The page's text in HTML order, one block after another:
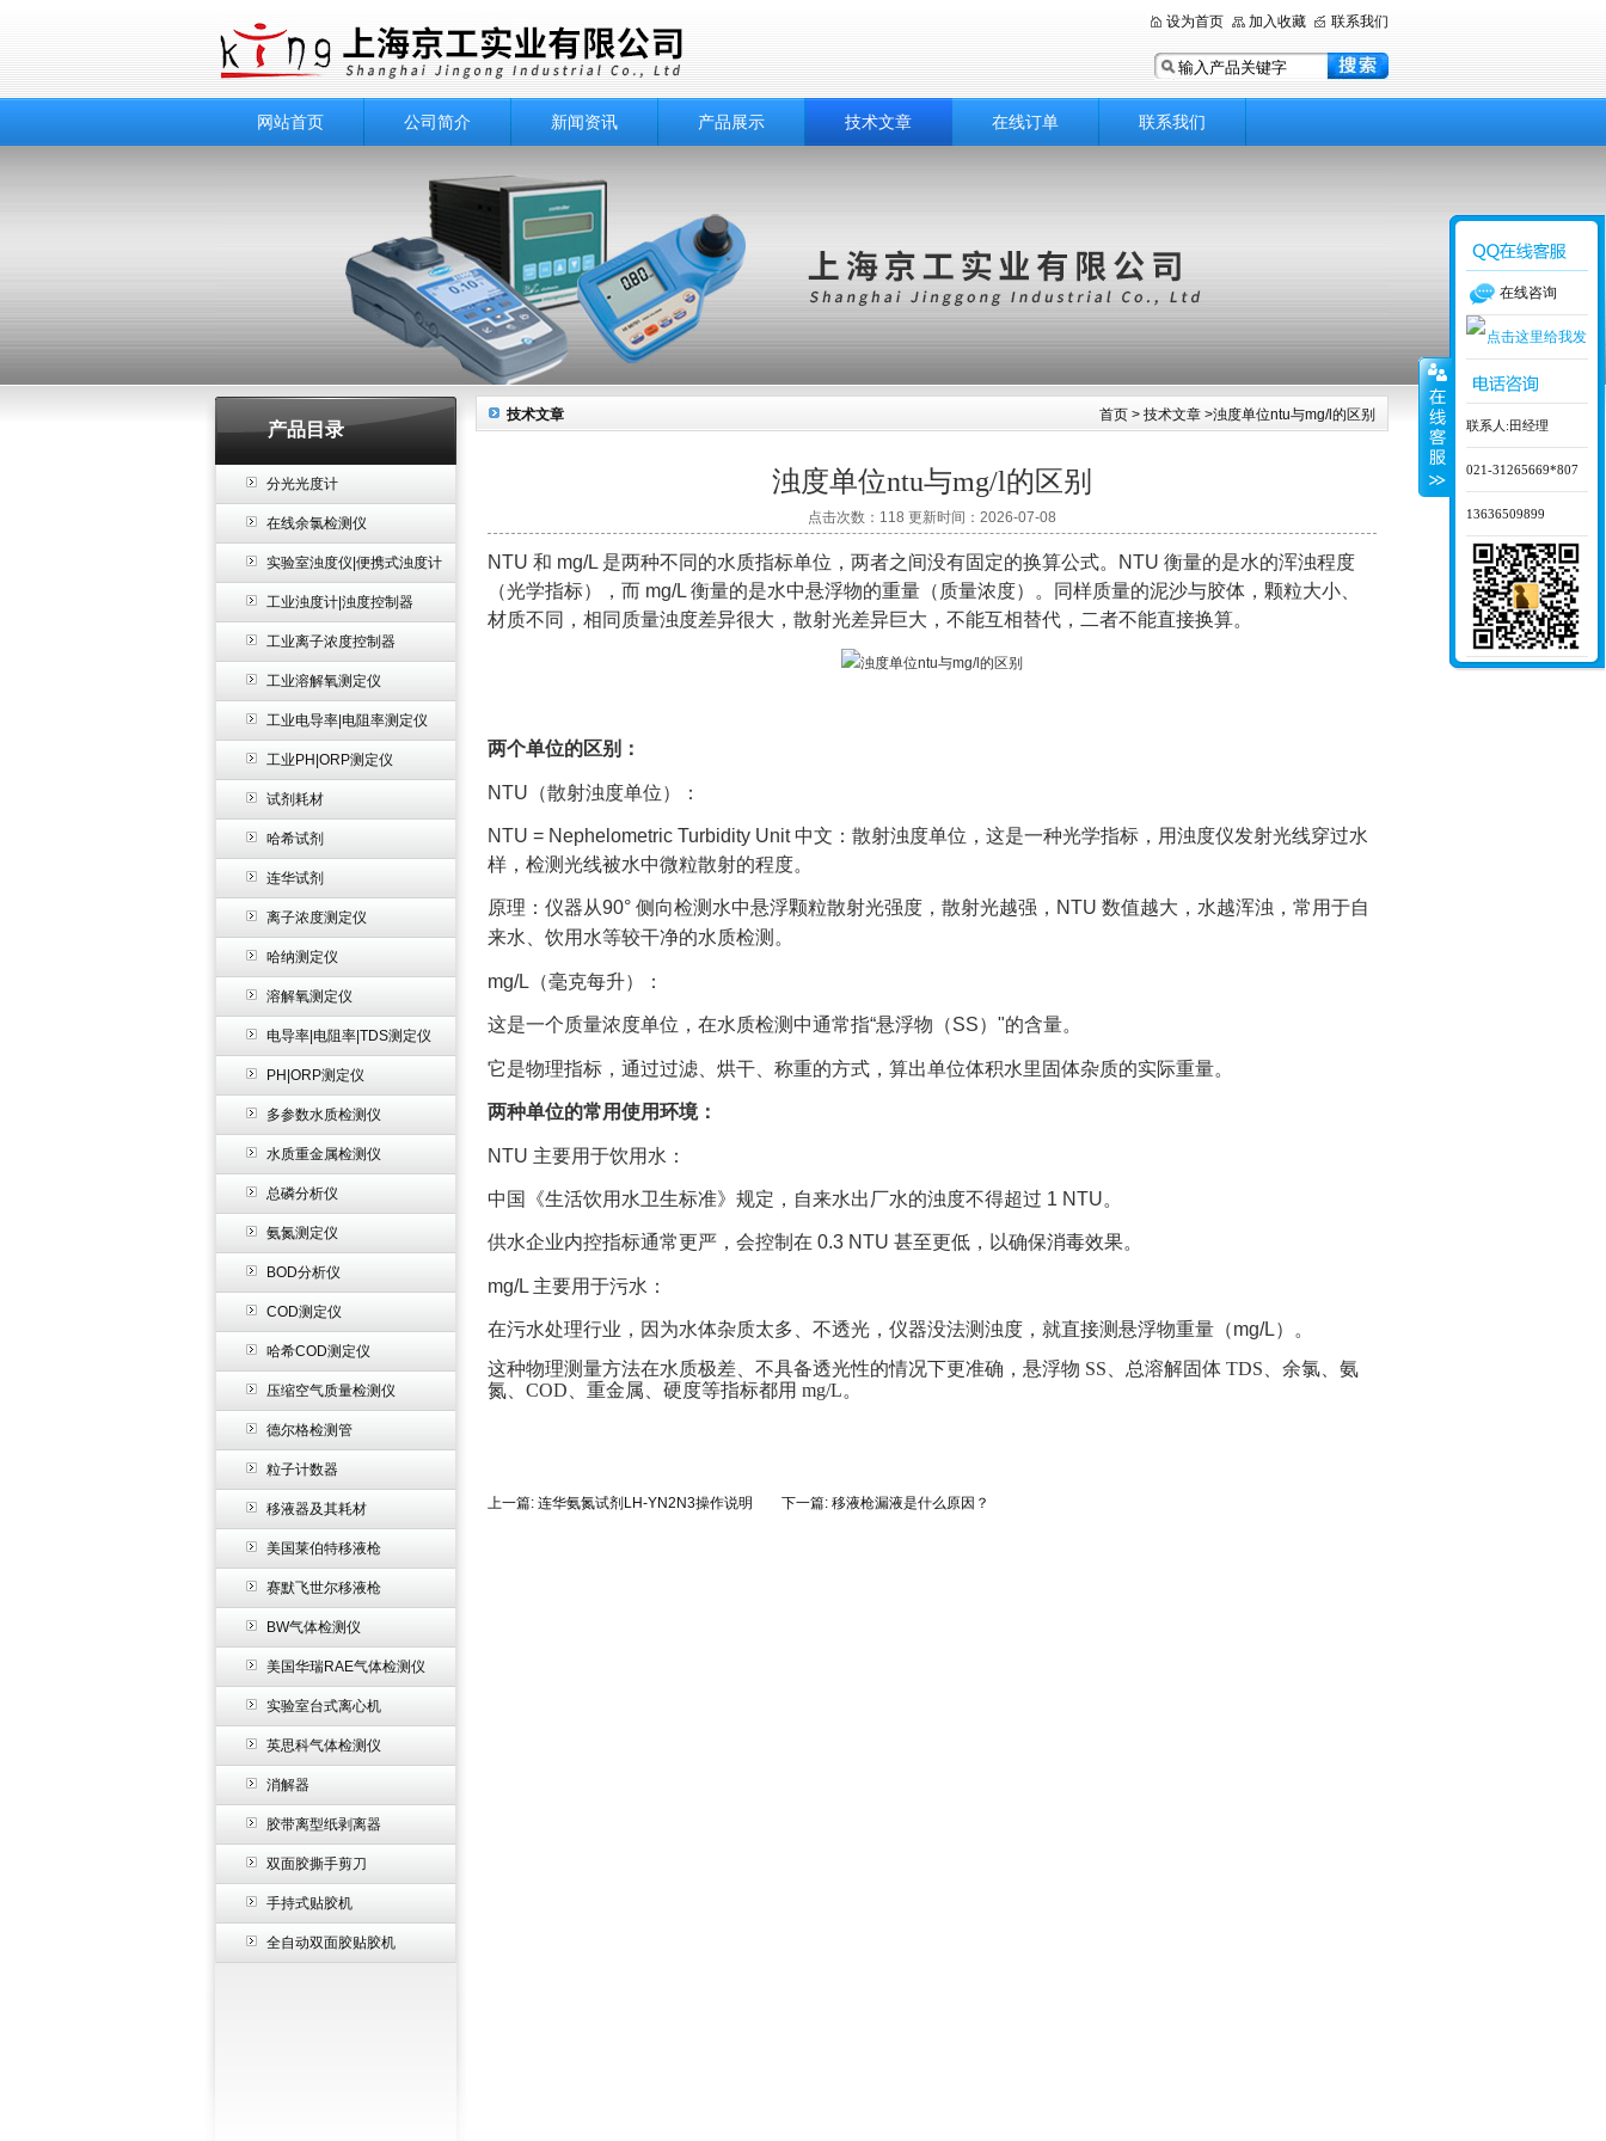
设为首页 加入收藏 联系我们
网站首页 公司简介 新闻资讯 产品展示 技术文章 在线订单 联系我们
产品目录
分光光度计
在线余氯检测仪
实验室浊度仪|便携式浊度计
工业浊度计|浊度控制器
工业离子浓度控制器
工业溶解氧测定仪
工业电导率|电阻率测定仪
工业PH|ORP测定仪
试剂耗材
哈希试剂
连华试剂
离子浓度测定仪
哈纳测定仪
溶解氧测定仪
电导率|电阻率|TDS测定仪
PH|ORP测定仪
多参数水质检测仪
水质重金属检测仪
总磷分析仪
氨氮测定仪
BOD分析仪
COD测定仪
哈希COD测定仪
压缩空气质量检测仪
德尔格检测管
粒子计数器
移液器及其耗材
美国莱伯特移液枪
赛默飞世尔移液枪
BW气体检测仪
美国华瑞RAE气体检测仪
实验室台式离心机
英思科气体检测仪
消解器
胶带离型纸剥离器
双面胶撕手剪刀
手持式贴胶机
全自动双面胶贴胶机
首页 > 技术文章 >浊度单位ntu与mg/l的区别
技术文章
浊度单位ntu与mg/l的区别
点击次数：118 更新时间：2026-07-08
NTU 和 mg/L 是两种不同的水质指标单位，两者之间没有固定的换算公式‌。NTU 衡量的是水的浑浊程度
（光学指标），而 mg/L 衡量的是水中悬浮物的重量（质量浓度）。同样质量的泥沙与胶体，颗粒大小、
材质不同，相同质量浊度差异很大，散射光差异巨大，不能互相替代，二者不能直接换算。
两个单位的区别：
NTU（散射浊度单位） ：
NTU = Nephelometric Turbidity Unit 中文：散射浊度单位，这是一种光学指标，用浊度仪发射光线穿过水
样，检测光线被水中微粒散射的程度。
原理：仪器从90° 侧向检测水中悬浮颗粒散射光强度，散射光越强，NTU 数值越大，水越浑浊，常用于自
来水、饮用水等较干净的水质检测。
mg/L（毫克每升） ：
这是一个质量浓度单位，在水质检测中通常指“悬浮物（SS）"的含量。
它是物理指标，通过过滤、烘干、称重的方式，算出单位体积水里固体杂质的实际重量。
两种单位的常用使用环境：
NTU 主要用于饮用水 ：
中国《生活饮用水卫生标准》规定，自来水出厂水的浊度不得超过 1 NTU。
供水企业内控指标通常更严，会控制在 0.3 NTU 甚至更低，以确保消毒效果。
mg/L 主要用于污水 ：
在污水处理行业，因为水体杂质太多、不透光，仪器没法测浊度，就直接测悬浮物重量（mg/L）。
这种物理测量方法在水质极差、不具备透光性的情况下更准确，悬浮物 SS、总溶解固体 TDS、余氯、氨
氮、COD、重金属、硬度等指标都用 mg/L。
上一篇: 连华氨氮试剂LH-YN2N3操作说明 下一篇: 移液枪漏液是什么原因？
在线咨询
联系人:田经理
021-31265669*807
13636509899